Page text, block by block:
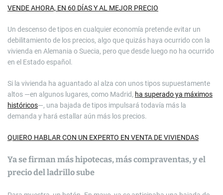
VENDE AHORA, EN 60 DÍAS Y AL MEJOR PRECIO
Un descenso de tipos en cualquier economía pretende evitar un
debilitamiento de los precios, algo que quizás haya ocurrido con la
vivienda en Alemania o Suecia, pero que desde luego no ha ocurrido
en el Estado español.
Si la vivienda ha aguantado al alza con unos tipos supuestamente
altos —en algunos lugares, como Madrid, ha superado ya máximos
históricos—, una bajada de tipos impulsará todavía más la
demanda y hará estallar aún más los precios.
QUIERO HABLAR CON UN EXPERTO EN VENTA DE VIVIENDAS
Ya se firman más hipotecas, más compraventas, y el
precio del ladrillo sube